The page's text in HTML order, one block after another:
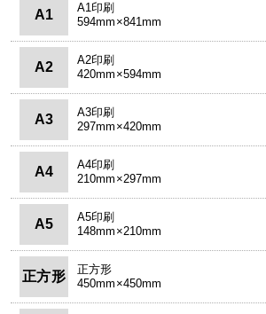
A1
A1印刷
594mm×841mm
A2
A2印刷
420mm×594mm
A3
A3印刷
297mm×420mm
A4
A4印刷
210mm×297mm
A5
A5印刷
148mm×210mm
正方形
正方形
450mm×450mm